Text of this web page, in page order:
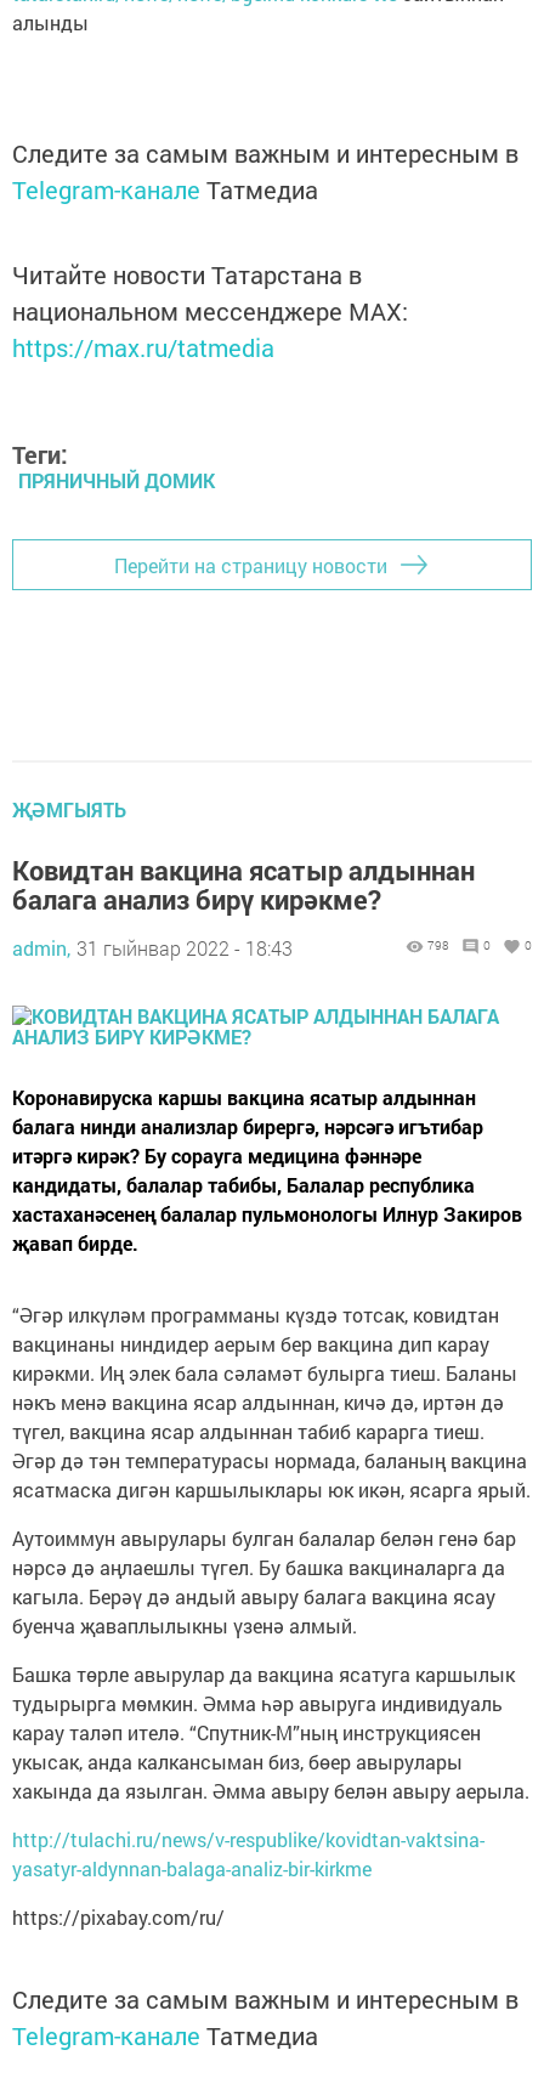
алынды
Следите за самым важным и интересным в
Telegram-канале Татмедиа
Читайте новости Татарстана в
национальном мессенджере MАХ:
https://max.ru/tatmedia
Теги:
ПРЯНИЧНЫЙ ДОМИК
Перейти на страницу новости
ҖӘМГЫЯТЬ
Ковидтан вакцина ясатыр алдыннан
балага анализ бирү кирәкме?
admin, 31 гыйнвар 2022 - 18:43 798 0 0
Коронавируска каршы вакцина ясатыр алдыннан
балага нинди анализлар бирергә, нәрсәгә игътибар
итәргә кирәк? Бу сорауга медицина фәннәре
кандидаты, балалар табибы, Балалар республика
хастаханәсенең балалар пульмонологы Илнур Закиров
җавап бирде.
“Әгәр илкүләм программаны күздә тотсак, ковидтан
вакцинаны ниндидер аерым бер вакцина дип карау
кирәкми. Иң элек бала сәламәт булырга тиеш. Баланы
нәкъ менә вакцина ясар алдыннан, кичә дә, иртән дә
түгел, вакцина ясар алдыннан табиб карарга тиеш.
Әгәр дә тән температурасы нормада, баланың вакцина
ясатмаска дигән каршылыклары юк икән, ясарга ярый.
Аутоиммун авырулары булган балалар белән генә бар
нәрсә дә аңлаешлы түгел. Бу башка вакциналарга да
кагыла. Берәү дә андый авыру балага вакцина ясау
буенча җаваплылыкны үзенә алмый.
Башка төрле авырулар да вакцина ясатуга каршылык
тудырырга мөмкин. Әмма һәр авыруга индивидуаль
карау таләп ителә. “Спутник-М”ның инструкциясен
укысак, анда калкансыман биз, бөер авырулары
хакында да язылган. Әмма авыру белән авыру аерыла.
http://tulachi.ru/news/v-respublike/kovidtan-vaktsina-
yasatyr-aldynnan-balaga-analiz-bir-kirkme
https://pixabay.com/ru/
Следите за самым важным и интересным в
Telegram-канале Татмедиа